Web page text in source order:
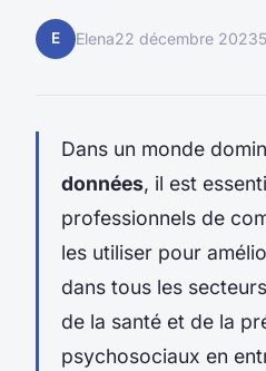
E Elena22 décembre 2023
Dans un monde
données, il est
professionnels de
les utiliser pour
dans tous les
de la santé et de la
psychosociaux en